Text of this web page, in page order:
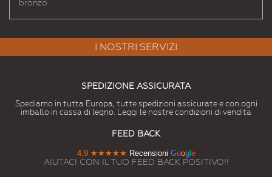
bronzo
I NOSTRI SERVIZI
SPEDIZIONE ASSICURATA
Spediamo in tutta Europa, tutte spedizioni assicurate e con ogni
imballo in cassa di legno. Leggi le nostre condizioni di vendita
FEED BACK
4,9 ★★★★★ Recensioni Googl e
AIUTACI CON IL TUO FEED BACK POSITIVO!!